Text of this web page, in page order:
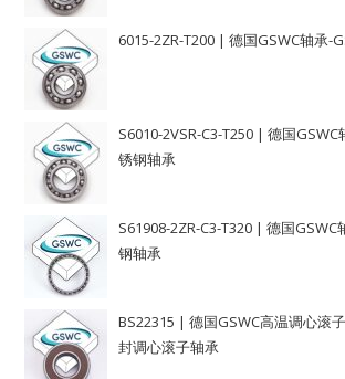
6015-2ZR-T200 | 德国GSWC轴承-
S6010-2VSR-C3-T250 | 德国
锈钢轴承
S61908-2ZR-C3-T320 | 德国
钢轴承
BS22315 | 德国GSWC高温调心滚
封调心滚子轴承